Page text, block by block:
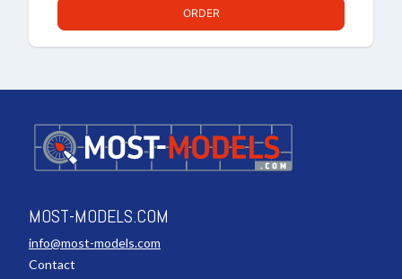
ORDER
MOST-MODELS.COM
info@most-models.com
Contact